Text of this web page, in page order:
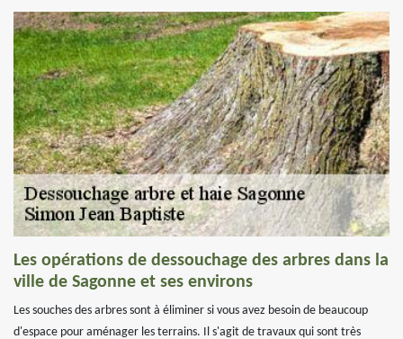
Les opérations de dessouchage des arbres dans la
ville de Sagonne et ses environs
Les souches des arbres sont à éliminer si vous avez besoin de beaucoup
d'espace pour aménager les terrains. Il s'agit de travaux qui sont très